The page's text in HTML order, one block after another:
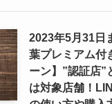
2023年5月31日
葉プレミアム付
ーン】”認証店”
は対象店舗！